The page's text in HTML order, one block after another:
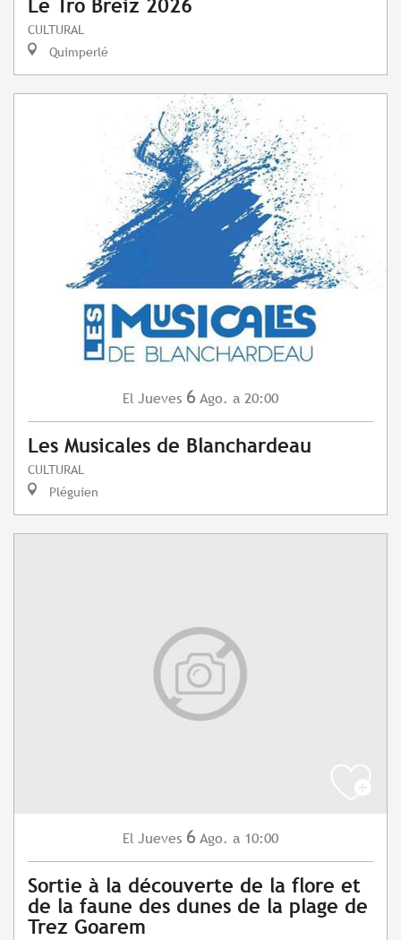
Le Tro Breiz 2026
CULTURAL
Quimperlé
El Jueves 6 Ago. a 20:00
Les Musicales de Blanchardeau
CULTURAL
Pléguien
El Jueves 6 Ago. a 10:00
Sortie à la découverte de la flore et
de la faune des dunes de la plage de
Trez Goarem